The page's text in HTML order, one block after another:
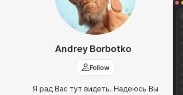
Andrey Borbotko
Follow
Я рад Вас тут видеть. Надеюсь Вы